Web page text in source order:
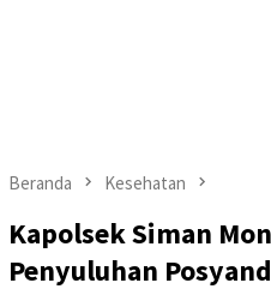
Beranda Kesehatan
Kapolsek Siman
Penyuluhan